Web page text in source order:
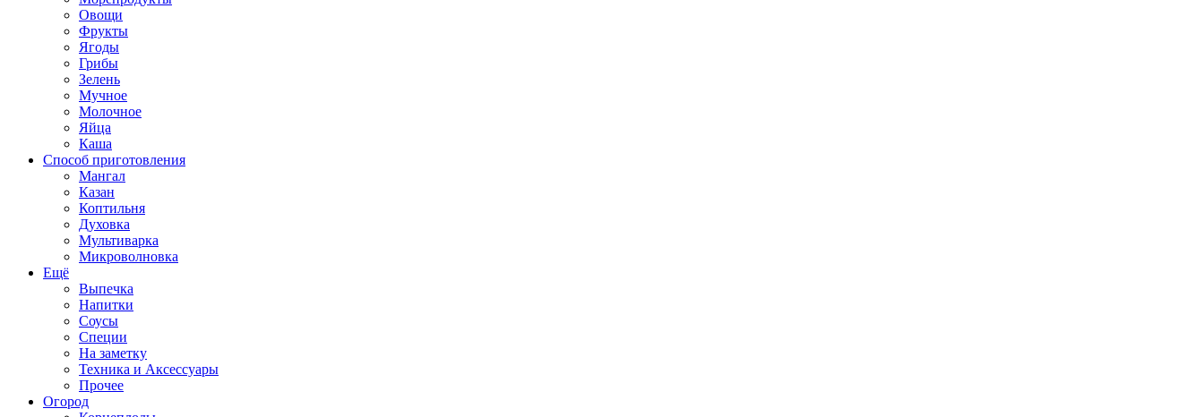
Овощи
Фрукты
Ягоды
Грибы
Зелень
Мучное
Молочное
Яйца
Каша
Способ приготовления
Мангал
Казан
Коптильня
Духовка
Мультиварка
Микроволновка
Ещё
Выпечка
Напитки
Соусы
Специи
На заметку
Техника и Аксессуары
Прочее
Огород